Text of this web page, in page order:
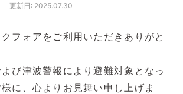
更新日 : 2025.07.30
フォアをご利用いただきありがと
び津波警報により避難対象となっ
に、心よりお見舞い申し上げま